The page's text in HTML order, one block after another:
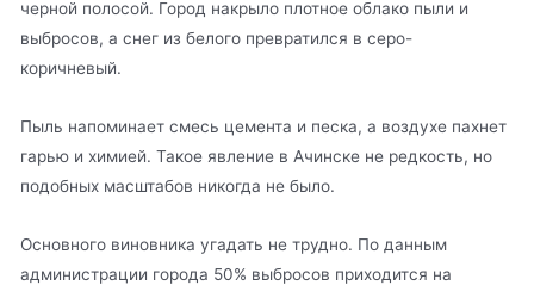
черной полосой. Город накрыло плотное облако пыли и
выбросов, а снег из белого превратился в серо-
коричневый.
Пыль напоминает смесь цемента и песка, а воздухе пахнет
гарью и химией. Такое явление в Ачинске не редкость, но
подобных масштабов никогда не было.
Основного виновника угадать не трудно. По данным
администрации города 50% выбросов приходится на